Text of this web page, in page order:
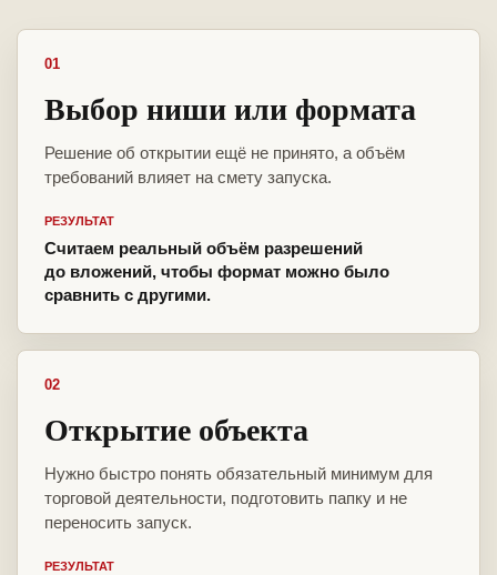
01
Выбор ниши или формата
Решение об открытии ещё не принято, а объём
требований влияет на смету запуска.
РЕЗУЛЬТАТ
Считаем реальный объём разрешений
до вложений, чтобы формат можно было
сравнить с другими.
02
Открытие объекта
Нужно быстро понять обязательный минимум для
торговой деятельности, подготовить папку и не
переносить запуск.
РЕЗУЛЬТАТ